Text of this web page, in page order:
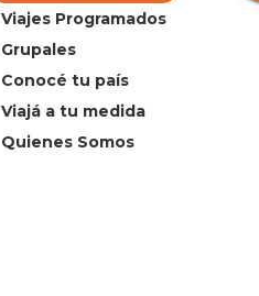
Viajes Programados
Grupales
Conocé tu país
Viajá a tu medida
Quienes Somos